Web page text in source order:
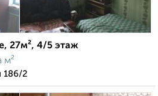
27м², 4/5 этаж
м²
186/2